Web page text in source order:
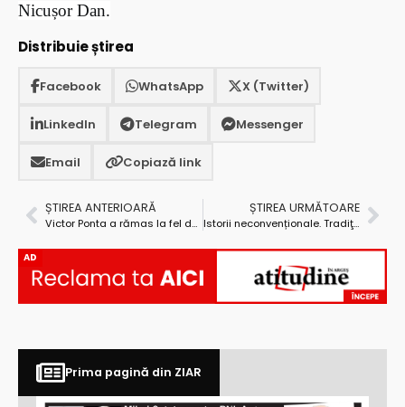
Nicușor Dan.
Distribuie știrea
Facebook WhatsApp X (Twitter)
LinkedIn Telegram Messenger
Email Copiază link
ȘTIREA ANTERIOARĂ
Victor Ponta a rămas la fel de mic… Cică nu sunt bani de pensii și salarii, dar el de unde avea bani de vouchere de vacanță???
ȘTIREA URMĂTOARE
Istorii neconvenționale. Tradiţionalişti şi europenişti
AD
Prima pagină din ZIAR